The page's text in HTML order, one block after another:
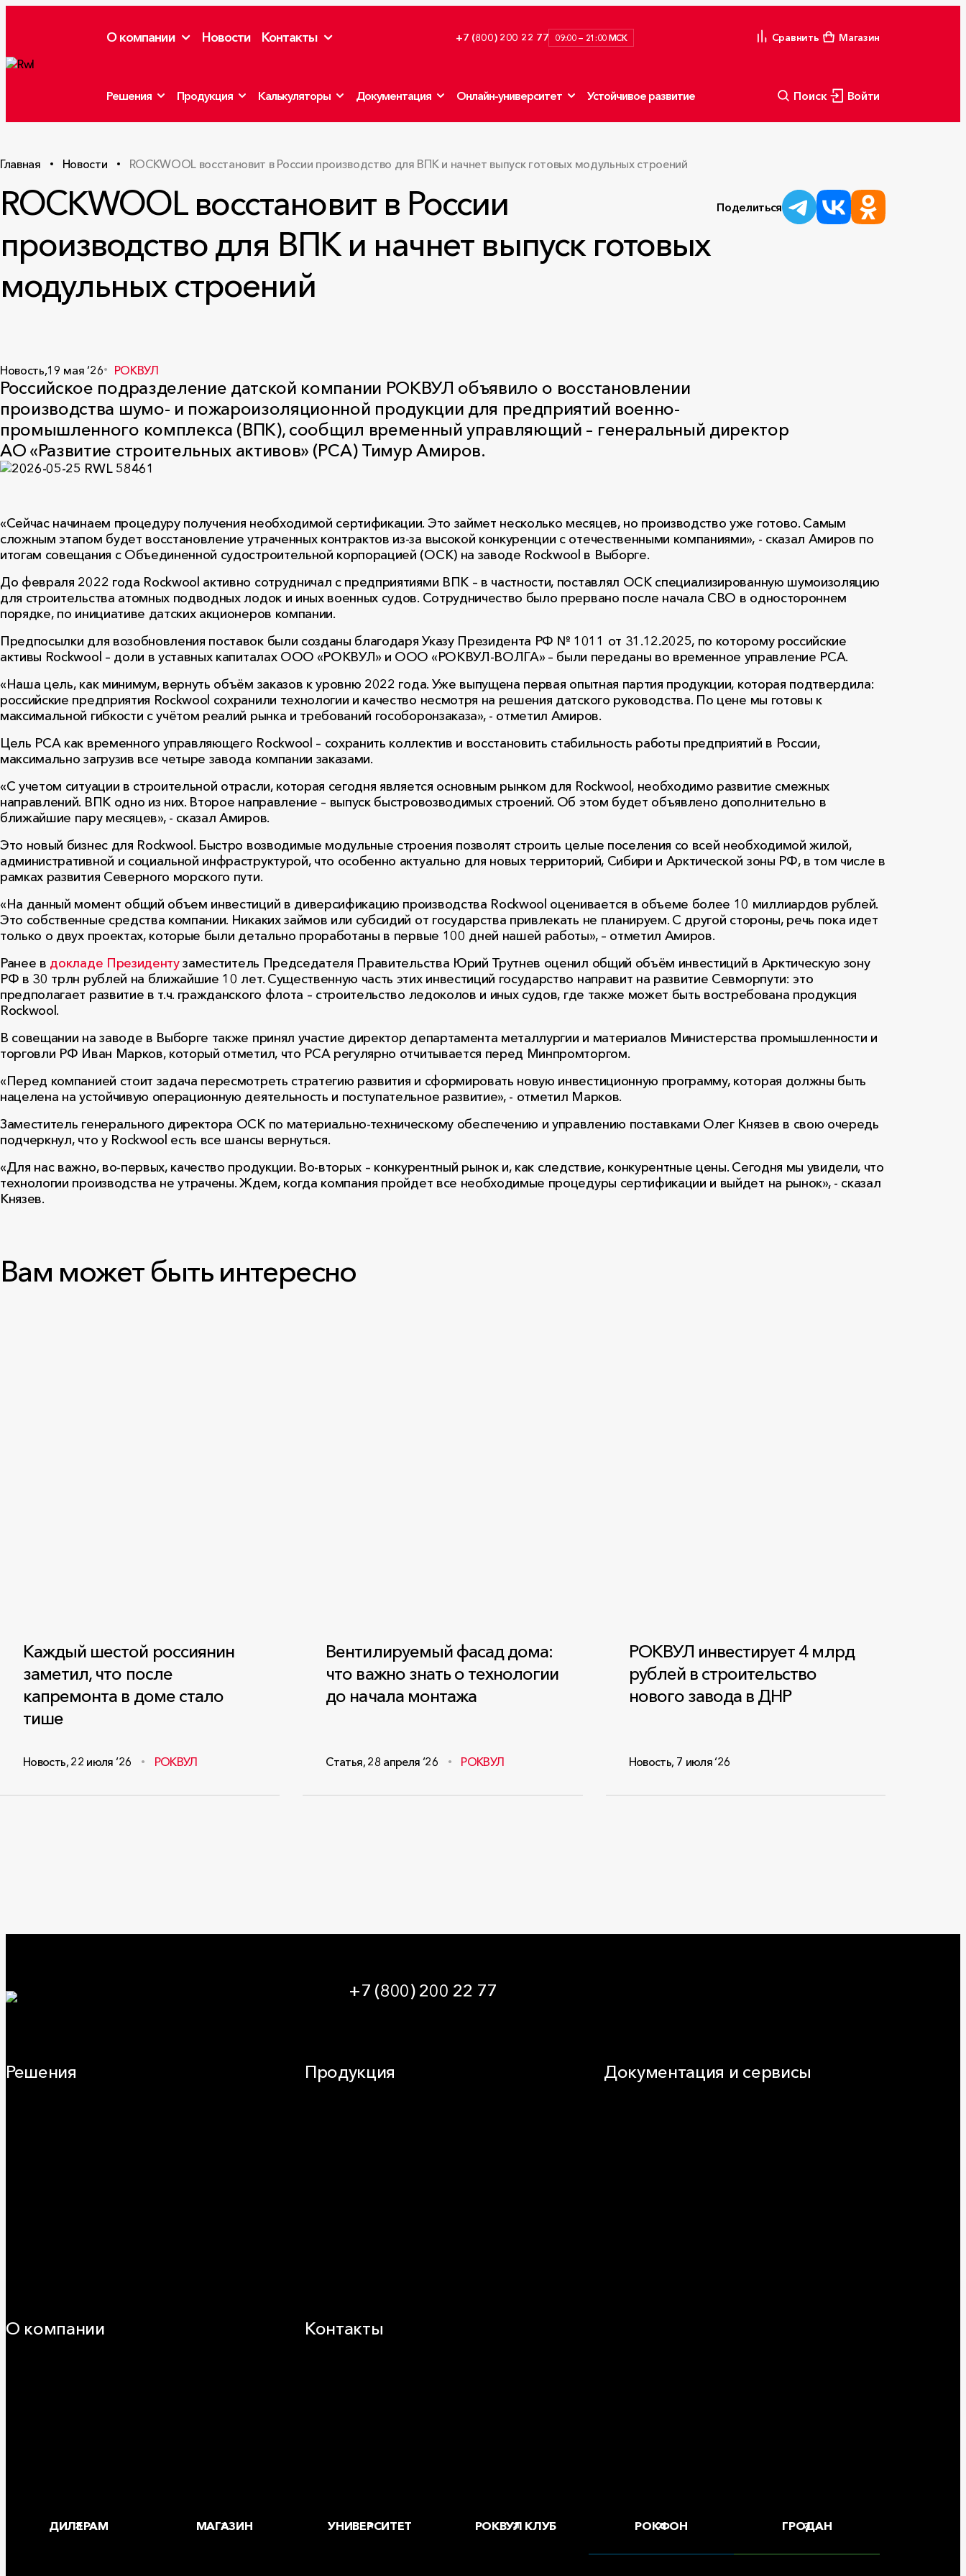
О компании Новости Контакты +7 (800) 200 22 77 09:00 — 21:00 МСК Сравнить Магазин
Решения Продукция Калькуляторы Документация Онлайн-университет Устойчивое развитие Поиск Войти
Главная Новости ROCKWOOL восстановит в России производство для ВПК и начнет выпуск готовых модульных строений
ROCKWOOL восстановит в России
производство для ВПК и начнет выпуск готовых
модульных строений
Поделиться
Новость,19 мая ‘26 РОКВУЛ
Российское подразделение датской компании РОКВУЛ объявило о восстановлении
производства шумо- и пожароизоляционной продукции для предприятий военно-
промышленного комплекса (ВПК), сообщил временный управляющий – генеральный директор
АО «Развитие строительных активов» (РСА) Тимур Амиров.
«Сейчас начинаем процедуру получения необходимой сертификации. Это займет несколько месяцев, но производство уже готово. Самым
сложным этапом будет восстановление утраченных контрактов из-за высокой конкуренции с отечественными компаниями», - сказал Амиров по
итогам совещания с Объединенной судостроительной корпорацией (ОСК) на заводе Rockwool в Выборге.
До февраля 2022 года Rockwool активно сотрудничал с предприятиями ВПК – в частности, поставлял ОСК специализированную шумоизоляцию
для строительства атомных подводных лодок и иных военных судов. Сотрудничество было прервано после начала СВО в одностороннем
порядке, по инициативе датских акционеров компании.
Предпосылки для возобновления поставок были созданы благодаря Указу Президента РФ № 1011 от 31.12.2025, по которому российские
активы Rockwool – доли в уставных капиталах ООО «РОКВУЛ» и ООО «РОКВУЛ-ВОЛГА» – были переданы во временное управление РСА.
«Наша цель, как минимум, вернуть объём заказов к уровню 2022 года. Уже выпущена первая опытная партия продукции, которая подтвердила:
российские предприятия Rockwool сохранили технологии и качество несмотря на решения датского руководства. По цене мы готовы к
максимальной гибкости с учётом реалий рынка и требований гособоронзаказа», - отметил Амиров.
Цель РСА как временного управляющего Rockwool – сохранить коллектив и восстановить стабильность работы предприятий в России,
максимально загрузив все четыре завода компании заказами.
«С учетом ситуации в строительной отрасли, которая сегодня является основным рынком для Rockwool, необходимо развитие смежных
направлений. ВПК одно из них. Второе направление – выпуск быстровозводимых строений. Об этом будет объявлено дополнительно в
ближайшие пару месяцев», - сказал Амиров.
Это новый бизнес для Rockwool. Быстро возводимые модульные строения позволят строить целые поселения со всей необходимой жилой,
административной и социальной инфраструктурой, что особенно актуально для новых территорий, Сибири и Арктической зоны РФ, в том числе в
рамках развития Северного морского пути.
«На данный момент общий объем инвестиций в диверсификацию производства Rockwool оценивается в объеме более 10 миллиардов рублей.
Это собственные средства компании. Никаких займов или субсидий от государства привлекать не планируем. С другой стороны, речь пока идет
только о двух проектах, которые были детально проработаны в первые 100 дней нашей работы», – отметил Амиров.
Ранее в докладе Президентузаместитель Председателя Правительства Юрий Трутнев оценил общий объём инвестиций в Арктическую зону
РФ в 30 трлн рублей на ближайшие 10 лет. Существенную часть этих инвестиций государство направит на развитие Севморпути: это
предполагает развитие в т.ч. гражданского флота – строительство ледоколов и иных судов, где также может быть востребована продукция
Rockwool.
В совещании на заводе в Выборге также принял участие директор департамента металлургии и материалов Министерства промышленности и
торговли РФ Иван Марков, который отметил, что РСА регулярно отчитывается перед Минпромторгом.
«Перед компанией стоит задача пересмотреть стратегию развития и сформировать новую инвестиционную программу, которая должны быть
нацелена на устойчивую операционную деятельность и поступательное развитие», - отметил Марков.
Заместитель генерального директора ОСК по материально-техническому обеспечению и управлению поставками Олег Князев в свою очередь
подчеркнул, что у Rockwool есть все шансы вернуться.
«Для нас важно, во-первых, качество продукции. Во-вторых – конкурентный рынок и, как следствие, конкурентные цены. Сегодня мы увидели, что
технологии производства не утрачены. Ждем, когда компания пройдет все необходимые процедуры сертификации и выйдет на рынок», - сказал
Князев.
Вам может быть интересно
Каждый шестой россиянин
заметил, что после
капремонта в доме стало
тише
Новость, 22 июля ‘26 РОКВУЛ
Вентилируемый фасад дома:
что важно знать о технологии
до начала монтажа
Статья, 28 апреля ‘26 РОКВУЛ
РОКВУЛ инвестирует 4 млрд
рублей в строительство
нового завода в ДНР
Новость, 7 июля ‘26
+7 (800) 200 22 77
Решения Продукция Документация и сервисы
О компании Контакты
ДИЛЕРАМ МАГАЗИН УНИВЕРСИТЕТ РОКВУЛ КЛУБ РОКФОН ГРОДАН